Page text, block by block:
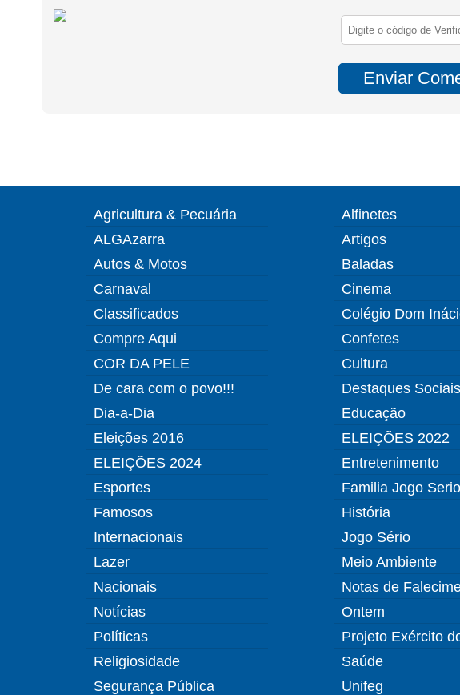
Agricultura & Pecuária
ALGAzarra
Autos & Motos
Carnaval
Classificados
Compre Aqui
COR DA PELE
De cara com o povo!!!
Dia-a-Dia
Eleições 2016
ELEIÇÕES 2024
Esportes
Famosos
Internacionais
Lazer
Nacionais
Notícias
Políticas
Religiosidade
Segurança Pública
Alfinetes
Artigos
Baladas
Cinema
Colégio Dom
Confetes
Cultura
Destaques Sociais
Educação
ELEIÇÕES 2022
Entretenimento
Familia Jogo Serio
História
Jogo Sério
Meio Ambiente
Notas de
Ontem
Projeto Exército
Saúde
Unifeg